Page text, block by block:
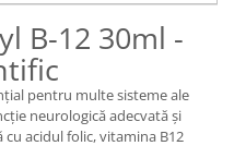
B-12 30ml -
pentru multe sisteme ale
neurologică adecvată și
acidul folic, vitamina B12